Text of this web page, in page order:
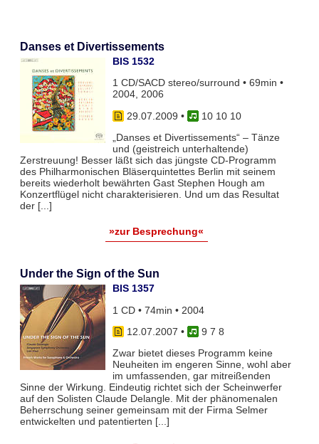
Danses et Divertissements
BIS 1532
1 CD/SACD stereo/surround • 69min •
2004, 2006
29.07.2009 •
10 10 10
„Danses et Divertissements“ – Tänze
und (geistreich unterhaltende)
Zerstreuung! Besser läßt sich das jüngste CD-Programm
des Philharmonischen Bläserquintettes Berlin mit seinem
bereits wiederholt bewährten Gast Stephen Hough am
Konzertflügel nicht charakterisieren. Und um das Resultat
der [...]
»zur Besprechung«
Under the Sign of the Sun
BIS 1357
1 CD • 74min • 2004
12.07.2007 •
9 7 8
Zwar bietet dieses Programm keine
Neuheiten im engeren Sinne, wohl aber
im umfassenden, gar mitreißenden
Sinne der Wirkung. Eindeutig richtet sich der Scheinwerfer
auf den Solisten Claude Delangle. Mit der phänomenalen
Beherrschung seiner gemeinsam mit der Firma Selmer
entwickelten und patentierten [...]